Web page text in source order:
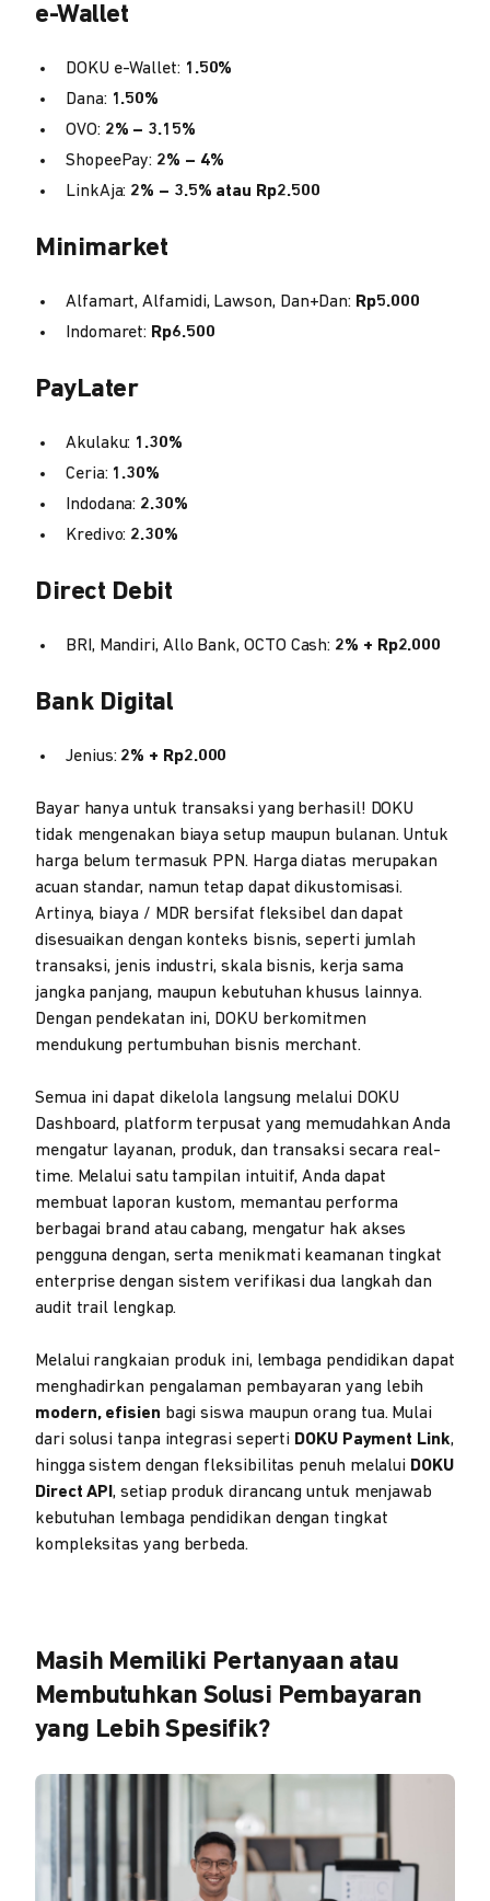
e-Wallet
DOKU e-Wallet: 1.50%
Dana: 1.50%
OVO: 2% – 3.15%
ShopeePay: 2% – 4%
LinkAja: 2% – 3.5% atau Rp2.500
Minimarket
Alfamart, Alfamidi, Lawson, Dan+Dan: Rp5.000
Indomaret: Rp6.500
PayLater
Akulaku: 1.30%
Ceria: 1.30%
Indodana: 2.30%
Kredivo: 2.30%
Direct Debit
BRI, Mandiri, Allo Bank, OCTO Cash: 2% + Rp2.000
Bank Digital
Jenius: 2% + Rp2.000
Bayar hanya untuk transaksi yang berhasil! DOKU
tidak mengenakan biaya setup maupun bulanan. Untuk
harga belum termasuk PPN. Harga diatas merupakan
acuan standar, namun tetap dapat dikustomisasi.
Artinya, biaya / MDR bersifat fleksibel dan dapat
disesuaikan dengan konteks bisnis, seperti jumlah
transaksi, jenis industri, skala bisnis, kerja sama
jangka panjang, maupun kebutuhan khusus lainnya.
Dengan pendekatan ini, DOKU berkomitmen
mendukung pertumbuhan bisnis merchant.
Semua ini dapat dikelola langsung melalui DOKU
Dashboard, platform terpusat yang memudahkan Anda
mengatur layanan, produk, dan transaksi secara real-
time. Melalui satu tampilan intuitif, Anda dapat
membuat laporan kustom, memantau performa
berbagai brand atau cabang, mengatur hak akses
pengguna dengan, serta menikmati keamanan tingkat
enterprise dengan sistem verifikasi dua langkah dan
audit trail lengkap.
Melalui rangkaian produk ini, lembaga pendidikan dapat
menghadirkan pengalaman pembayaran yang lebih
modern, efisien bagi siswa maupun orang tua. Mulai
dari solusi tanpa integrasi seperti DOKU Payment Link,
hingga sistem dengan fleksibilitas penuh melalui DOKU
Direct API, setiap produk dirancang untuk menjawab
kebutuhan lembaga pendidikan dengan tingkat
kompleksitas yang berbeda.
Masih Memiliki Pertanyaan atau
Membutuhkan Solusi Pembayaran
yang Lebih Spesifik?